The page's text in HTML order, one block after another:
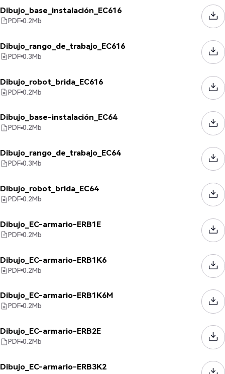
Dibujo_base_instalación_EC616
PDF 0.2Mb
Dibujo_rango_de_trabajo_EC616
PDF 0.3Mb
Dibujo_robot_brida_EC616
PDF 0.2Mb
Dibujo_base-instalación_EC64
PDF 0.2Mb
Dibujo_rango_de_trabajo_EC64
PDF 0.3Mb
Dibujo_robot_brida_EC64
PDF 0.2Mb
Dibujo_EC-armario-ERB1E
PDF 0.2Mb
Dibujo_EC-armario-ERB1K6
PDF 0.2Mb
Dibujo_EC-armario-ERB1K6M
PDF 0.2Mb
Dibujo_EC-armario-ERB2E
PDF 0.2Mb
Dibujo_EC-armario-ERB3K2